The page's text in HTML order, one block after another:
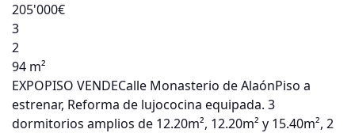
205'000€
3
2
94 m²
EXPOPISO VENDECalle Monasterio de AlaónPiso a
estrenar, Reforma de lujococina equipada. 3
dormitorios amplios de 12.20m², 12.20m² y 15.40m², 2